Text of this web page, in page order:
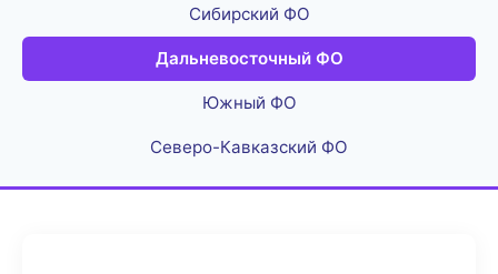
Сибирский ФО
Дальневосточный ФО
Южный ФО
Северо-Кавказский ФО